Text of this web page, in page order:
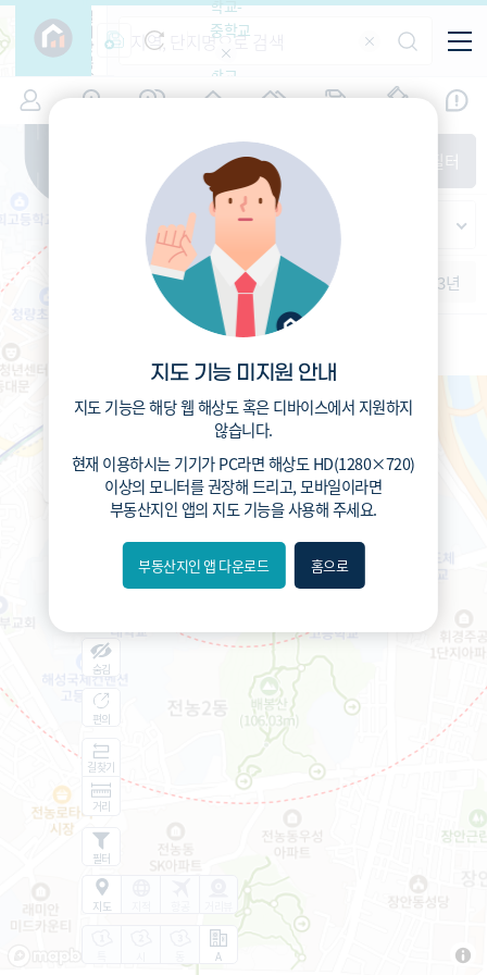
서울휘경초등학교 (공립)
운전
3.1분
11.6 분
필
항
목
(7)
학교-
중학교
학교-
고등학
면적-
평형
세대
수-100
이상
서울
범례
입주년차
입주예정
25~35년
35년이상
면적
숨김
편의
길찾기
거리
필터
지도
A
시세 입주 거래 전출입
인구
주거 경매
매매 전세 단지필터
가격
가격
범례색상기준
1개월 3개월 6개월 1년 3년
지도 기능 미지원 안내
지도 기능은 해당 웹 해상도 혹은 디바이스에서 지원하지
않습니다.
현재 이용하시는 기기가PC라면 해상도 HD(1280×720)
이상의 모니터를 권장해 드리고, 모바일이라면
부동산지인 앱의 지도 기능을 사용해 주세요.
부동산지인 앱 다운로드 홈으로